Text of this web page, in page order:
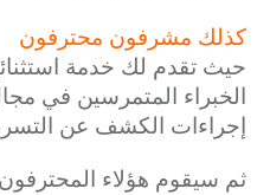
كذلك مشرفون محترفون
حيث تقدم لك خدمة
الخبراء المتمرسين في
إجراءات الكشف عن
ثم سيقوم هؤلاء